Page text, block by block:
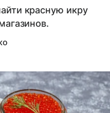
красную икру